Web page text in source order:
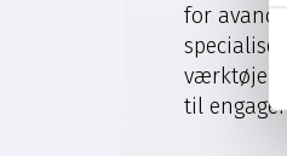
for
værktøjer,
til